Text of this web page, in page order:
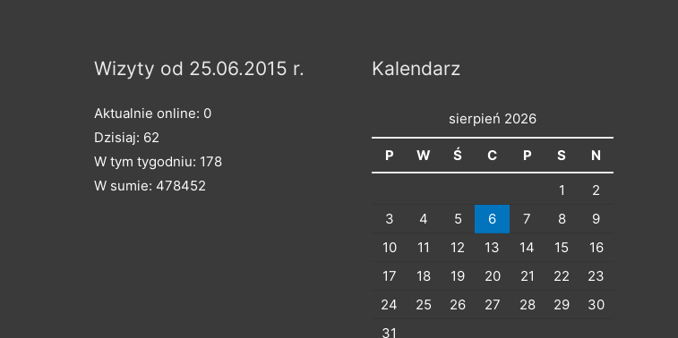
Wizyty od 25.06.2015 r.
Aktualnie online: 0
Dzisiaj: 62
W tym tygodniu: 178
W sumie: 478452
Kalendarz
sierpień 2026
P W Ś C P S N
1
2
3
4 5 6 7 8
9
10
11 12 13 14 15
16
17
18 19 20 21 22
23
24
25 26 27 28 29
30
31